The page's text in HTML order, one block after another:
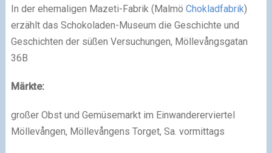
In der ehemaligen Mazeti-Fabrik (Malmö Chokladfabrik)
erzählt das Schokoladen-Museum die Geschichte und
Geschichten der süßen Versuchungen, Möllevångsgatan
36B
Märkte:
großer Obst und Gemüsemarkt im Einwandererviertel
Möllevången, Möllevångens Torget, Sa. vormittags